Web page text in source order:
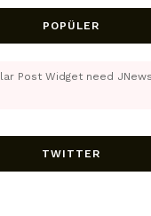
POPÜLER
Post Widget need
TWITTER